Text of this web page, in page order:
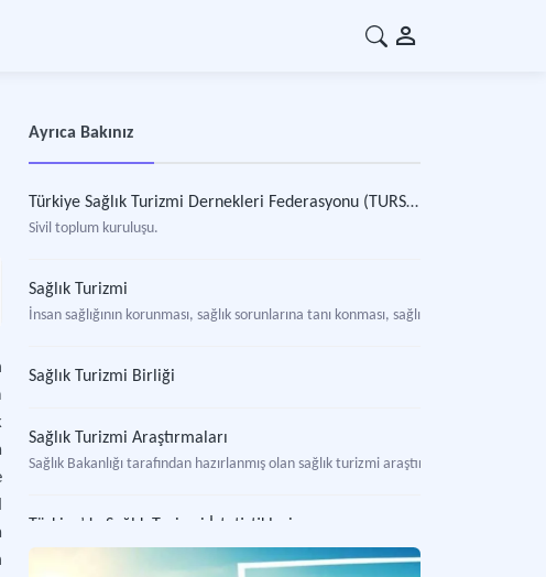
Ayrıca Bakınız
Türkiye Sağlık Turizmi Dernekleri Federasyonu (TURSAF)
Sivil toplum kuruluşu.
Sağlık Turizmi
İnsan sağlığının korunması, sağlık sorunlarına tanı konması, sağlık
Sağlık Turizmi Birliği
Sağlık Turizmi Araştırmaları
Sağlık Bakanlığı tarafından hazırlanmış olan sağlık turizmi araştırma ve raporları.
Türkiye’de Sağlık Turizmi İstatistikleri
Türkiye’de sağlık turizmi konusunda gerçekleştirilen çeşitli istatistik kaynakları.